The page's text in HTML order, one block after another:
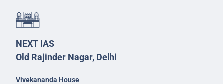
NEXT IAS
Old Rajinder Nagar, Delhi
Vivekananda House